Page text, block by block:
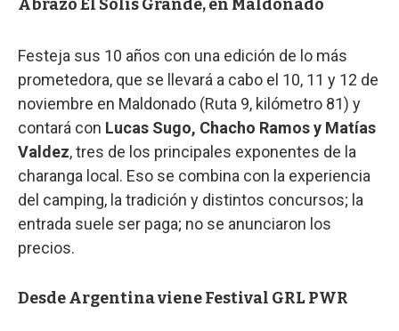
Abrazo El Solís Grande, en Maldonado
Festeja sus 10 años con una edición de lo más
prometedora, que se llevará a cabo el 10, 11 y 12 de
noviembre en Maldonado (Ruta 9, kilómetro 81) y
contará con Lucas Sugo, Chacho Ramos y Matías
Valdez, tres de los principales exponentes de la
charanga local. Eso se combina con la experiencia
del camping, la tradición y distintos concursos; la
entrada suele ser paga; no se anunciaron los
precios.
Desde Argentina viene Festival GRL PWR